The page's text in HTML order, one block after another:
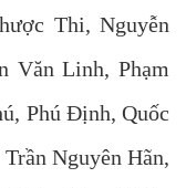
Thi, Nguyễn
Văn Linh, Phạm
Phú Định, Quốc
Nguyên Hãn,